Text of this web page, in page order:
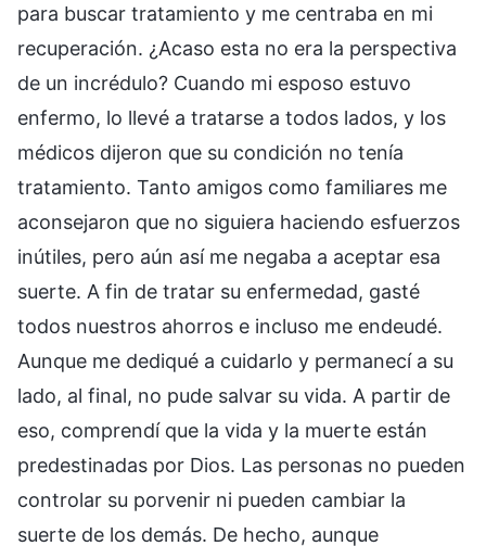
para buscar tratamiento y me centraba en mi
recuperación. ¿Acaso esta no era la perspectiva
de un incrédulo? Cuando mi esposo estuvo
enfermo, lo llevé a tratarse a todos lados, y los
médicos dijeron que su condición no tenía
tratamiento. Tanto amigos como familiares me
aconsejaron que no siguiera haciendo esfuerzos
inútiles, pero aún así me negaba a aceptar esa
suerte. A fin de tratar su enfermedad, gasté
todos nuestros ahorros e incluso me endeudé.
Aunque me dediqué a cuidarlo y permanecí a su
lado, al final, no pude salvar su vida. A partir de
eso, comprendí que la vida y la muerte están
predestinadas por Dios. Las personas no pueden
controlar su porvenir ni pueden cambiar la
suerte de los demás. De hecho, aunque